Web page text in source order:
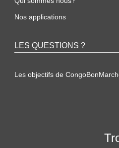
Nos applications
LES QUESTIONS ?
Les objectifs de